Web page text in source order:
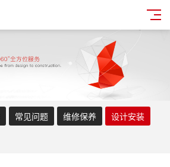
常见问题 维修保养
设计安装